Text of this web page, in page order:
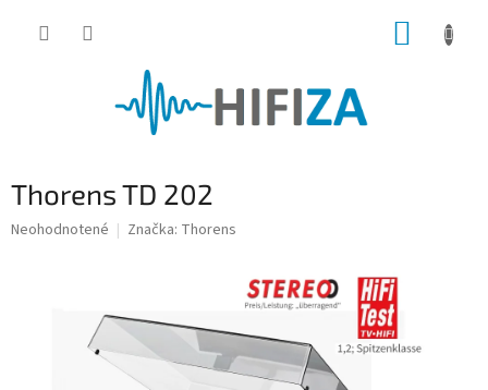
Thorens TD 202
Priemerné
Neohodnotené Značka: Thorens